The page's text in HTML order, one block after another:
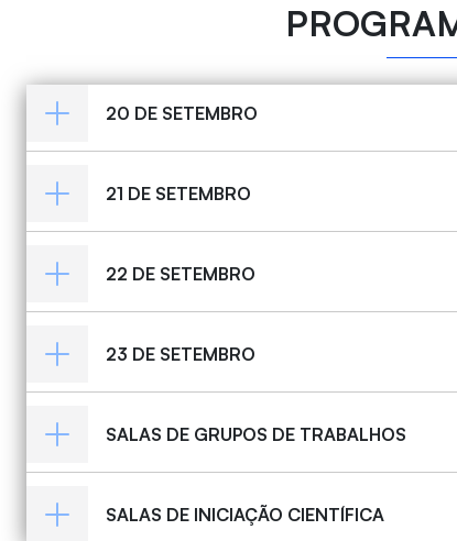
20 DE SETEMBRO
21 DE SETEMBRO
22 DE SETEMBRO
23 DE SETEMBRO
SALAS DE GRUPOS DE TRABALHOS
SALAS DE INICIAÇÃO CIENTÍFICA